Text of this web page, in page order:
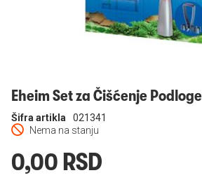
Eheim Set za Čišćenje Podloge
Nema na stanju
Šifra artikla 021341
0,00 RSD